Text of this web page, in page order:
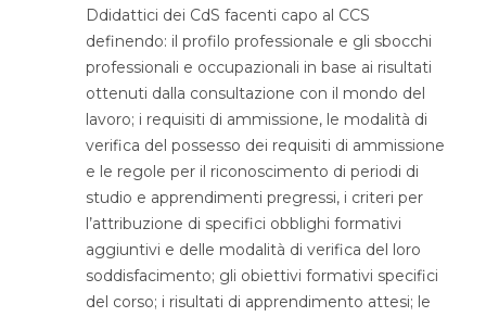
Ddidattici dei CdS facenti capo al CCS
definendo: il profilo professionale e gli sbocchi
professionali e occupazionali in base ai risultati
ottenuti dalla consultazione con il mondo del
lavoro; i requisiti di ammissione, le modalità di
verifica del possesso dei requisiti di ammissione
e le regole per il riconoscimento di periodi di
studio e apprendimenti pregressi, i criteri per
l’attribuzione di specifici obblighi formativi
aggiuntivi e delle modalità di verifica del loro
soddisfacimento; gli obiettivi formativi specifici
del corso; i risultati di apprendimento attesi; le